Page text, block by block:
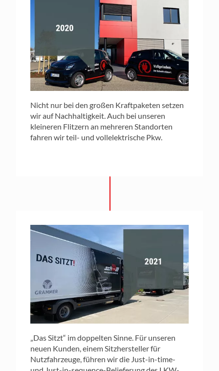
Nicht nur bei den großen Kraftpaketen setzen
wir auf Nachhaltigkeit. Auch bei unseren
kleineren Flitzern an mehreren Standorten
fahren wir teil- und vollelektrische Pkw.
„Das Sitzt“ im doppelten Sinne. Für unseren
neuen Kunden, einem Sitzhersteller für
Nutzfahrzeuge, führen wir die Just-in-time-